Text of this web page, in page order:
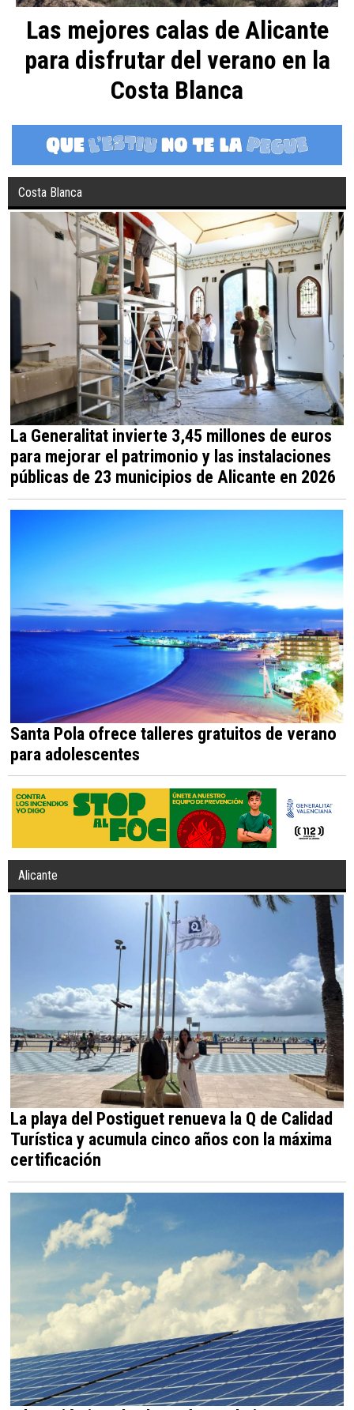
Las mejores calas de Alicante
para disfrutar del verano en la
Costa Blanca
Costa Blanca
La Generalitat invierte 3,45 millones de euros
para mejorar el patrimonio y las instalaciones
públicas de 23 municipios de Alicante en 2026
Santa Pola ofrece talleres gratuitos de verano
para adolescentes
Alicante
La playa del Postiguet renueva la Q de Calidad
Turística y acumula cinco años con la máxima
certificación